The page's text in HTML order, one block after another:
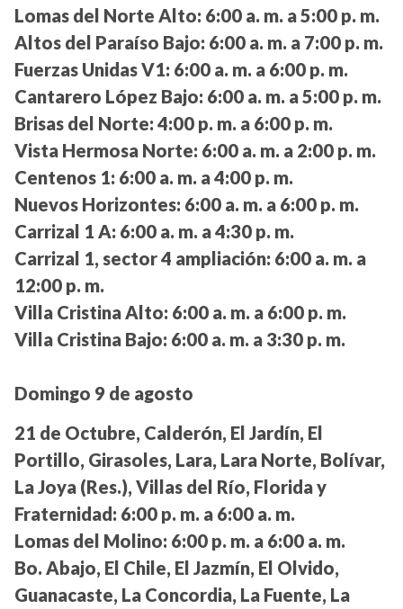
Lomas del Norte Alto: 6:00 a. m. a 5:00 p. m.
Altos del Paraíso Bajo: 6:00 a. m. a 7:00 p. m.
Fuerzas Unidas V1: 6:00 a. m. a 6:00 p. m.
Cantarero López Bajo: 6:00 a. m. a 5:00 p. m.
Brisas del Norte: 4:00 p. m. a 6:00 p. m.
Vista Hermosa Norte: 6:00 a. m. a 2:00 p. m.
Centenos 1: 6:00 a. m. a 4:00 p. m.
Nuevos Horizontes: 6:00 a. m. a 6:00 p. m.
Carrizal 1 A: 6:00 a. m. a 4:30 p. m.
Carrizal 1, sector 4 ampliación: 6:00 a. m. a
12:00 p. m.
Villa Cristina Alto: 6:00 a. m. a 6:00 p. m.
Villa Cristina Bajo: 6:00 a. m. a 3:30 p. m.
Domingo 9 de agosto
21 de Octubre, Calderón, El Jardín, El
Portillo, Girasoles, Lara, Lara Norte, Bolívar,
La Joya (Res.), Villas del Río, Florida y
Fraternidad: 6:00 p. m. a 6:00 a. m.
Lomas del Molino: 6:00 p. m. a 6:00 a. m.
Bo. Abajo, El Chile, El Jazmín, El Olvido,
Guanacaste, La Concordia, La Fuente, La